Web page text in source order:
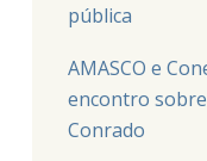
pública
AMASCO e
encontro
Conrado